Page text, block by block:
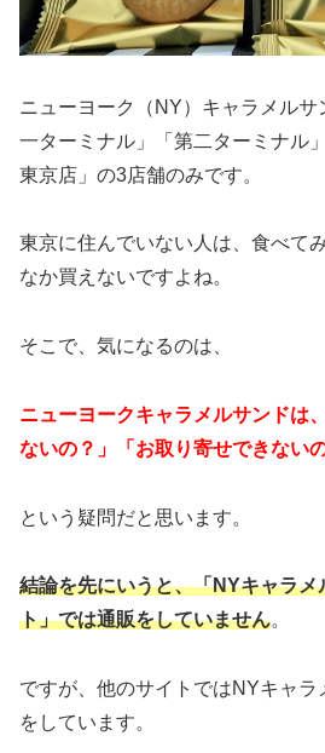
ニューヨーク（NY）キャラメル
一ターミナル」「第二ターミナル
東京店」の3店舗のみです。
東京に住んでいない人は、食べて
なか買えないですよね。
そこで、気になるのは、
ニューヨークキャラメルサンドは
ないの？」「お取り寄せできないの
という疑問だと思います。
結論を先にいうと、「NYキャラメ
ト」では通販をしていません。
ですが、他のサイトではNYキャラ
をしています。